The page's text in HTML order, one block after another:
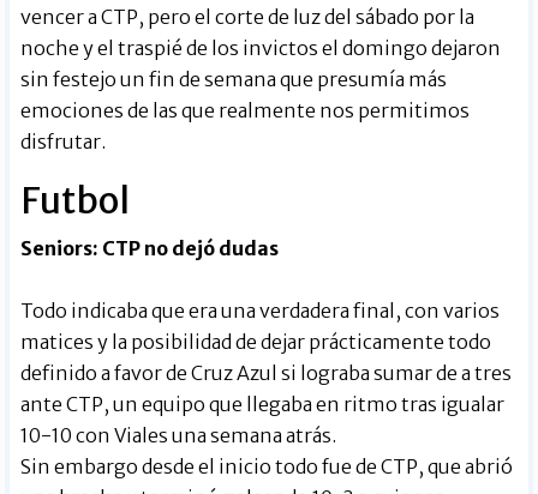
vencer a CTP, pero el corte de luz del sábado por la
noche y el traspié de los invictos el domingo dejaron
sin festejo un fin de semana que presumía más
emociones de las que realmente nos permitimos
disfrutar.
Futbol
Seniors: CTP no dejó dudas
Todo indicaba que era una verdadera final, con varios
matices y la posibilidad de dejar prácticamente todo
definido a favor de Cruz Azul si lograba sumar de a tres
ante CTP, un equipo que llegaba en ritmo tras igualar
10-10 con Viales una semana atrás.
Sin embargo desde el inicio todo fue de CTP, que abrió